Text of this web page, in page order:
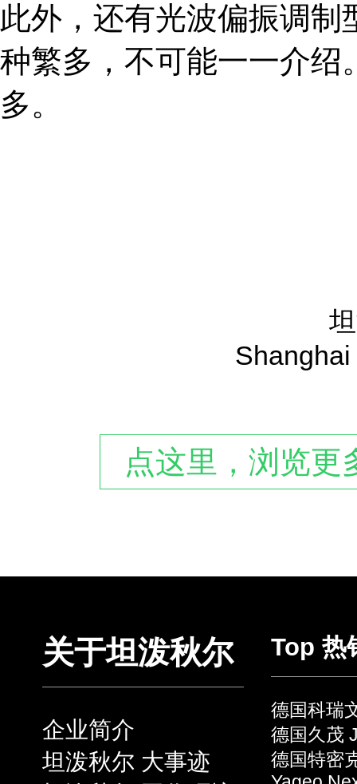
此外，还有光波偏振调
种繁多，不可能一一介绍
多。
点这里，浏览更
关于坦泼秋尔
企业简介
坦泼秋尔 大事迹
Top 热
德国科瑞
德国久茂
德国特密